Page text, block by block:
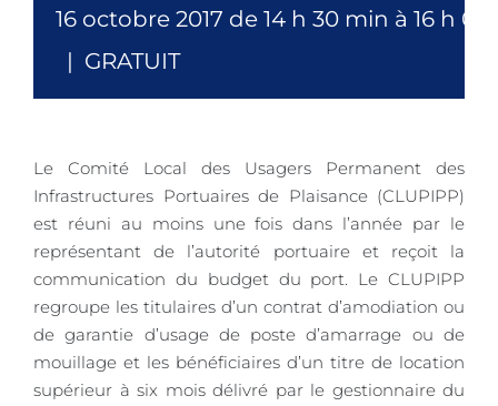
16 octobre 2017 de 14 h 30 min à 16 h
| GRATUIT
Le Comité Local des Usagers Permanent des
Infrastructures Portuaires de Plaisance (CLUPIPP)
est réuni au moins une fois dans l’année par le
représentant de l’autorité portuaire et reçoit la
communication du budget du port. Le CLUPIPP
regroupe les titulaires d’un contrat d’amodiation ou
de garantie d’usage de poste d’amarrage ou de
mouillage et les bénéficiaires d’un titre de location
supérieur à six mois délivré par le gestionnaire du